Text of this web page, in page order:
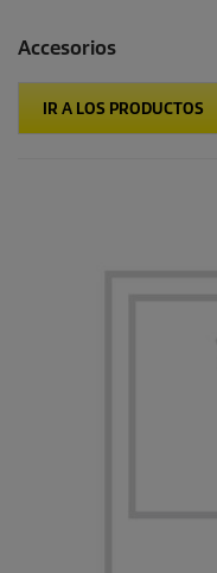
Accesorios
IR A LOS PRODUCTOS